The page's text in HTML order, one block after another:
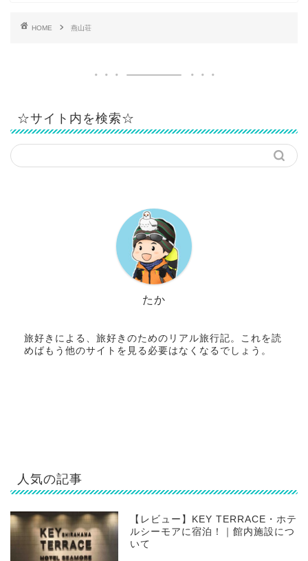
HOME 燕山荘
☆サイト内を検索☆
たか
旅好きによる、旅好きのためのリアル旅行記。これを読
めばもう他のサイトを見る必要はなくなるでしょう。
人気の記事
【レビュー】KEY TERRACE・ホテ
ルシーモアに宿泊！｜館内施設につ
いて